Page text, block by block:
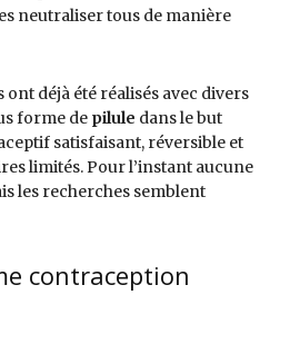
neutraliser tous de manière
ont déjà été réalisés avec divers
forme de pilule dans le but
satisfaisant, réversible et
limités. Pour l’instant aucune
les recherches semblent
contraception